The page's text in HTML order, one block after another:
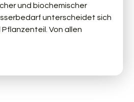
und biochemischer
unterscheidet sich
Von allen